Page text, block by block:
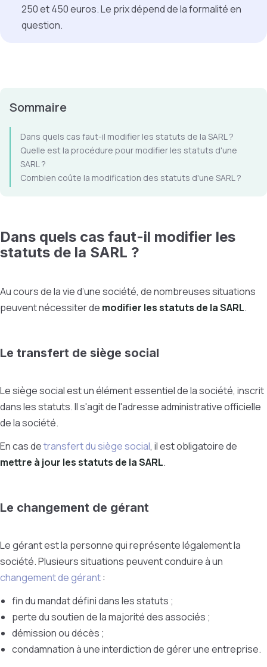
250 et 450 euros. Le prix dépend de la formalité en
question.
Sommaire
Dans quels cas faut-il modifier les statuts de la SARL ?
Quelle est la procédure pour modifier les statuts d'une
SARL ?
Combien coûte la modification des statuts d'une SARL ?
Dans quels cas faut-il modifier les
statuts de la SARL ?
Au cours de la vie d’une société, de nombreuses situations
peuvent nécessiter de modifier les statuts de la SARL.
Le transfert de siège social
Le siège social est un élément essentiel de la société, inscrit
dans les statuts. Il s'agit de l'adresse administrative officielle
de la société.
En cas detransfert du siège social, il est obligatoire de
mettre à jour les statuts de la SARL.
Le changement de gérant
Le gérant est la personne qui représente légalement la
société. Plusieurs situations peuvent conduire à un
changement de gérant:
fin du mandat défini dans les statuts ;
perte du soutien de la majorité des associés ;
démission ou décès ;
condamnation à une interdiction de gérer une entreprise.